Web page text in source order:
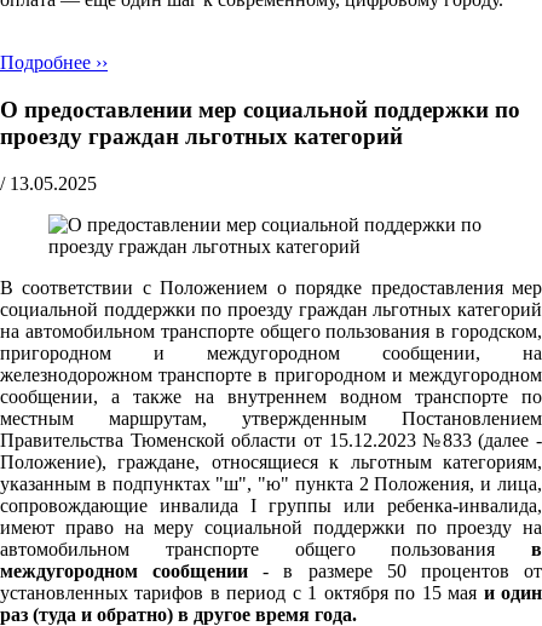
Подробнее ››
О предоставлении мер социальной поддержки по
проезду граждан льготных категорий
/ 13.05.2025
В соответствии с Положением о порядке предоставления мер
социальной поддержки по проезду граждан льготных категорий
на автомобильном транспорте общего пользования в городском,
пригородном и междугородном сообщении, на
железнодорожном транспорте в пригородном и междугородном
сообщении, а также на внутреннем водном транспорте по
местным маршрутам, утвержденным Постановлением
Правительства Тюменской области от 15.12.2023 №833 (далее -
Положение), граждане, относящиеся к льготным категориям,
указанным в подпунктах "ш", "ю" пункта 2 Положения, и лица,
сопровождающие инвалида I группы или ребенка-инвалида,
имеют право на меру социальной поддержки по проезду на
автомобильном транспорте общего пользования в
междугородном сообщении - в размере 50 процентов от
установленных тарифов в период с 1 октября по 15 мая и один
раз (туда и обратно) в другое время года.